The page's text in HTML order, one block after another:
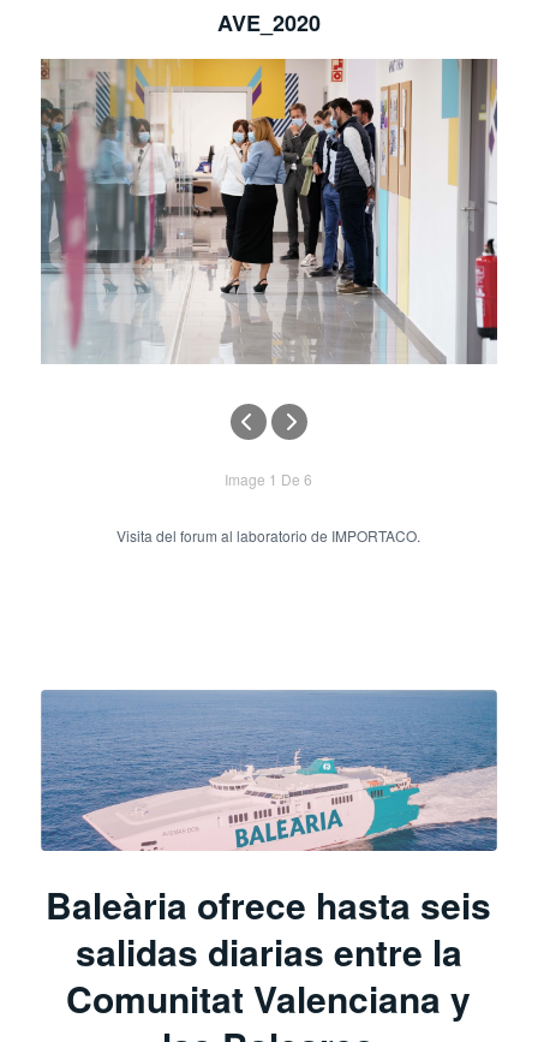
AVE_2020
Image 1 De 6
Visita del forum al laboratorio de IMPORTACO.
Baleària ofrece hasta seis
salidas diarias entre la
Comunitat Valenciana y